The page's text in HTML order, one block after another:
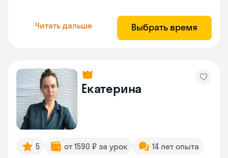
Читать дальше Выбрать время
Екатерина
5 от 1590 ₽ за урок 14 лет опыта